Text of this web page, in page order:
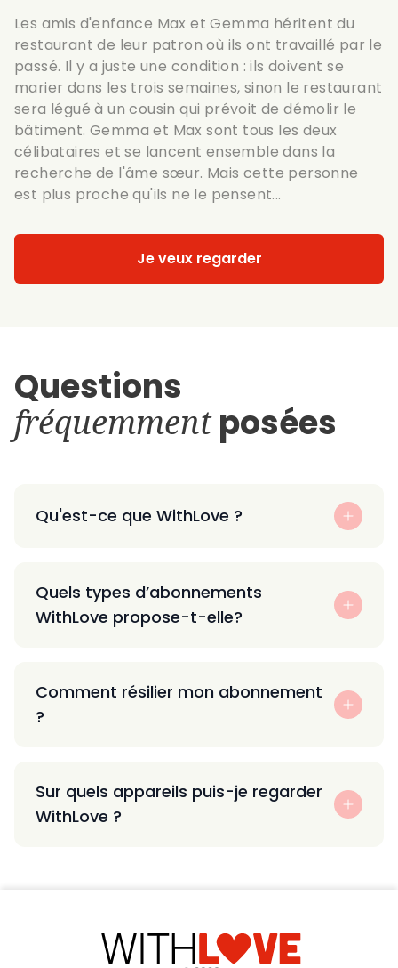
Les amis d'enfance Max et Gemma héritent du
restaurant de leur patron où ils ont travaillé par le
passé. Il y a juste une condition : ils doivent se
marier dans les trois semaines, sinon le restaurant
sera légué à un cousin qui prévoit de démolir le
bâtiment. Gemma et Max sont tous les deux
célibataires et se lancent ensemble dans la
recherche de l'âme sœur. Mais cette personne
est plus proche qu'ils ne le pensent...
Je veux regarder
Questions
fréquemmentposées
Qu'est-ce que WithLove ?
Quels types d’abonnements
WithLove propose-t-elle?
Comment résilier mon abonnement
?
Sur quels appareils puis-je regarder
WithLove ?